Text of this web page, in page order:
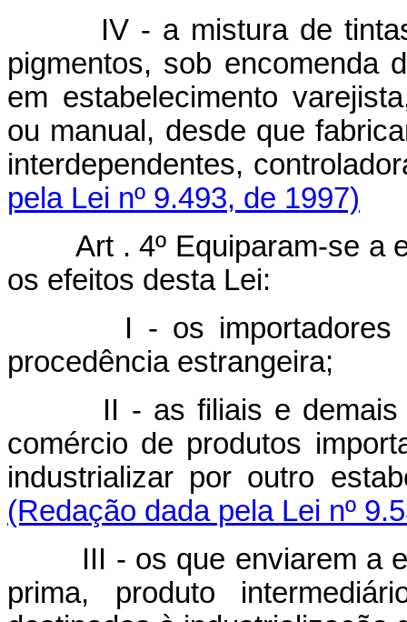
IV - a mistura de tintas
pigmentos, sob encomenda
em estabelecimento
ou manual, desde que
interdependentes,
pela Lei nº 9.493, de 1997)
Art . 4º Equiparam-se a
os efeitos desta Lei:
I - os importadores e
procedência estrangeira;
II - as filiais e demais
comércio de produtos
industrializar por outro
(Redação dada pela Lei nº
III - os que enviarem a
prima, produto